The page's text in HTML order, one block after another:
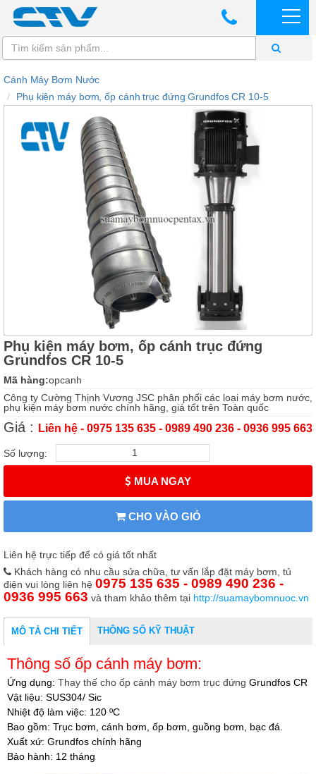
Cánh Máy Bơm Nước
Phụ kiện máy bơm, ốp cánh trục đứng Grundfos CR 10-5
Phụ kiện máy bơm, ốp cánh trục đứng
Grundfos CR 10-5
Mã hàng:opcanh
Công ty Cường Thịnh Vương JSC phân phối các loại máy bơm nước,
phụ kiện máy bơm nước chính hãng, giá tốt trên Toàn quốc
Giá : Liên hệ - 0975 135 635 - 0989 490 236 - 0936 995 663
Số lượng:
MUA NGAY
CHO VÀO GIỎ
Liên hệ trực tiếp để có giá tốt nhất
Khách hàng có nhu cầu sửa chữa, tư vấn lắp đặt máy bơm, tủ
điện vui lòng liên hệ 0975 135 635 - 0989 490 236 -
0936 995 663 và tham khảo thêm tại http://suamaybomnuoc.vn
MÔ TẢ CHI TIẾT THÔNG SỐ KỸ THUẬT
Thông số ốp cánh máy bơm:
Ứng dụng: Thay thế cho ốp cánh máy bơm trục đứng Grundfos CR
Vật liệu: SUS304/ Sic
Nhiệt độ làm việc: 120 ºC
Bao gồm: Trục bơm, cánh bơm, ốp bơm, guồng bơm, bạc đá.
Xuất xứ: Grundfos chính hãng
Bảo hành: 12 tháng